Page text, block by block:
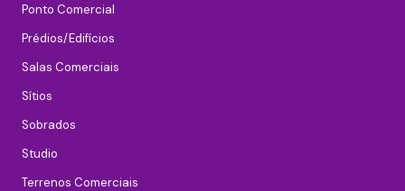
Ponto Comercial
Prédios/Edifícios
Salas Comerciais
Sítios
Sobrados
Studio
Terrenos Comerciais